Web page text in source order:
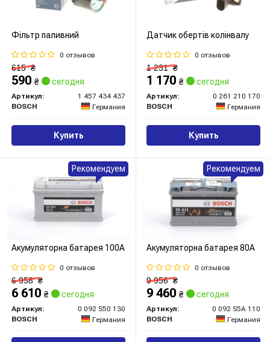
Фільтр паливний
0 отзывов
615₴
590 ₴ сегодня
Артикул:
1 457 434 437
BOSCH
Германия
Купить
Датчик обертів колінвалу
0 отзывов
1 231₴
1 170 ₴ сегодня
Артикул:
0 261 210 170
BOSCH
Германия
Купить
Акумуляторна батарея 100А
0 отзывов
6 958₴
6 610 ₴ сегодня
Артикул:
0 092 S50 130
BOSCH
Германия
Рекомендуем
Акумуляторна батарея 80А
0 отзывов
9 956₴
9 460 ₴ сегодня
Артикул:
0 092 S5A 110
BOSCH
Германия
Рекомендуем